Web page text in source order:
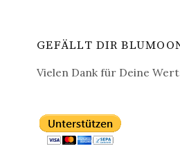
GEFÄLLT DIR
Vielen Dank für Deine